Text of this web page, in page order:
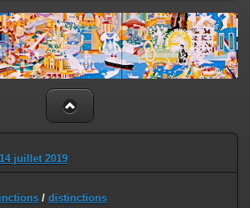
juillet 2019
/ distinctions